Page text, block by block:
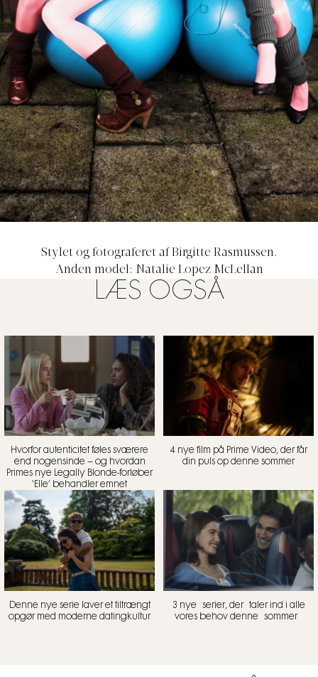
Stylet og fotograferet af Birgitte Rasmussen.
Anden model: Natalie Lopez McLellan
LÆS OGSÅ
Hvorfor autenticitet føles sværere
end nogensinde – og hvordan
Primes nye Legally Blonde-forløber
‘Elle’ behandler emnet
4 nye film på Prime Video, der får
din puls op denne sommer
Denne nye serie laver et tiltrængt
opgør med moderne datingkultur
3 nye serier, der taler ind i alle
vores behov denne sommer